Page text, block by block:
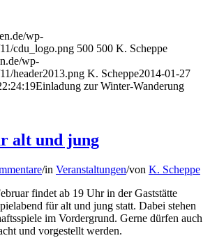
wp-
cdu_logo.png 500 500 K. Scheppe
wp-
header2013.png K. Scheppe2014-01-27
Einladung zur Winter-Wanderung
alt und jung
/in Veranstaltungen/von K. Scheppe
findet ab 19 Uhr in der Gaststätte
für alt und jung statt. Dabei stehen
im Vordergrund. Gerne dürfen auch
und vorgestellt werden.